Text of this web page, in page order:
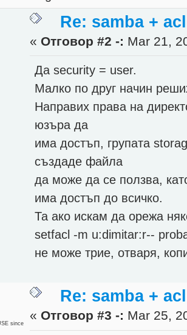
Re: samba +
« Отговор #2 -: Mar 21,
Да security = user.
Малко по друг начин
Направих права на
юзъра да
има достъп, групата
създаде файла
да може да се ползва,
има достъп до всичко.
Та ако искам да орежа
setfacl -m u:dimitar:r--
не може трие, отваря,
since
Re: samba +
« Отговор #3 -: Mar 25,